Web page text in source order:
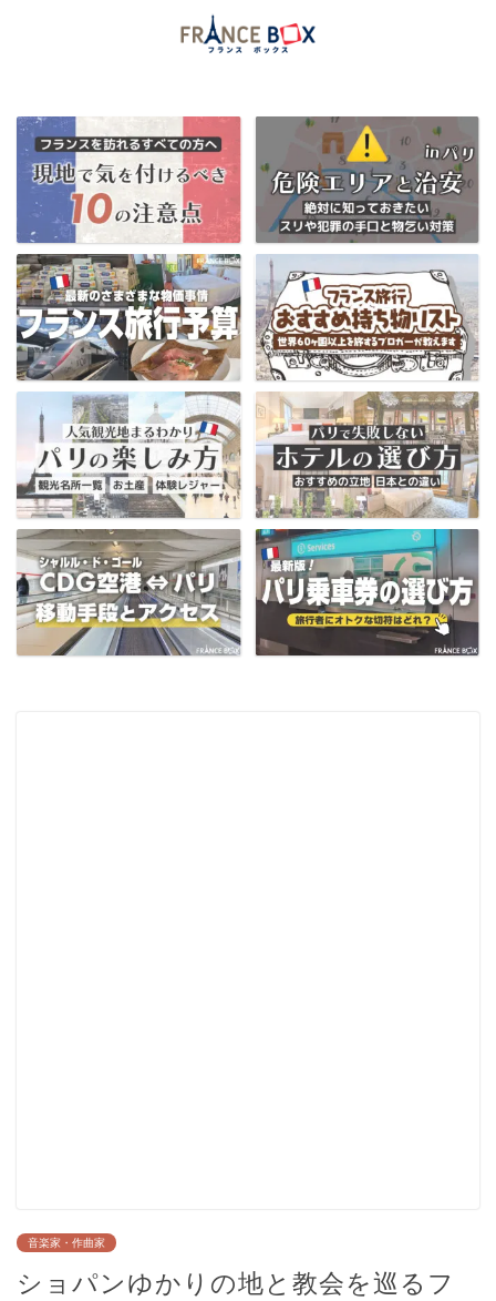
当ブログ限定フランス割引クーポンはコチラ
音楽家・作曲家
ショパンゆかりの地と教会を巡るフ